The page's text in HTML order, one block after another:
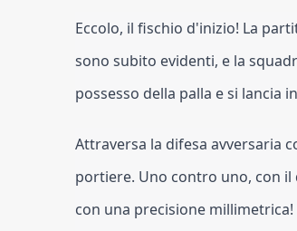
Eccolo, il fischio d'inizio! La
sono subito evidenti, e la
possesso della palla e si lancia
Attraversa la difesa avversaria
portiere. Uno contro uno, con il
con una precisione millimetrica!